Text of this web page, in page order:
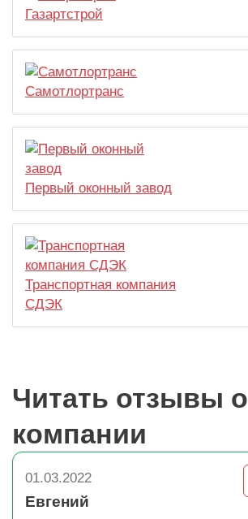
Газартстрой
Самотлортранс
Первый оконный завод
Транспортная компания
СДЭК
Читать отзывы о
компании
01.03.2022
Евгений